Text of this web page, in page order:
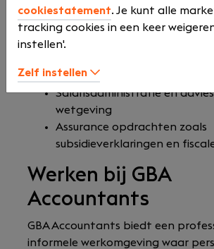
Advisering: financiële
planning, financiering,
herstructurering, fusies en
Exact Online
Salarisadministratie en
wetgeving
Assurance opdrachten zoals
subsidieverklaringen en
Werken bij GBA
Accountants
GBA Accountants biedt een
informele werkomgeving waar
cookiestatement. Je kunt alle
tracking cookies in een keer
instellen'.
Zelf instellen